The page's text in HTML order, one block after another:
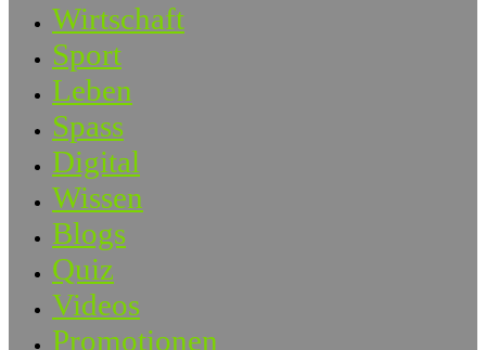
Wirtschaft
Sport
Leben
Spass
Digital
Wissen
Blogs
Quiz
Videos
Promotionen